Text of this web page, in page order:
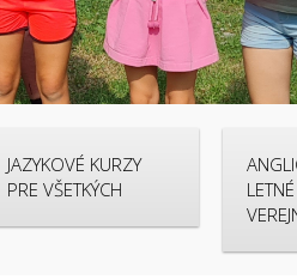
JAZYKOVÉ KURZY
PRE VŠETKÝCH